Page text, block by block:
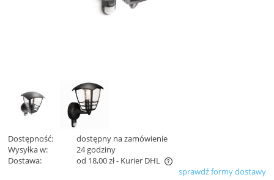
Dostępność:
dostępny na zamówienie
Wysyłka w:
24 godziny
Dostawa:
od 18,00 zł- Kurier DHL
Cena nie zawiera ewentualnych kosztów płatnościsprawdź formy dostawy